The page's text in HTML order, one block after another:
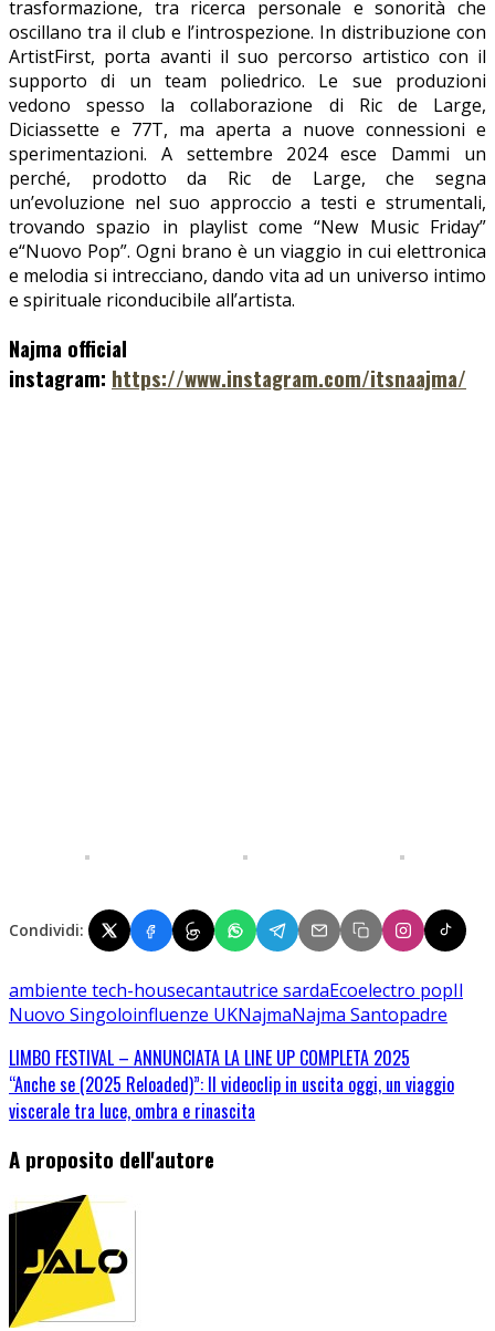
trasformazione, tra ricerca personale e sonorità che
oscillano tra il club e l’introspezione. In distribuzione con
ArtistFirst, porta avanti il suo percorso artistico con il
supporto di un team poliedrico. Le sue produzioni
vedono spesso la collaborazione di Ric de Large,
Diciassette e 77T, ma aperta a nuove connessioni e
sperimentazioni. A settembre 2024 esce Dammi un
perché, prodotto da Ric de Large, che segna
un’evoluzione nel suo approccio a testi e strumentali,
trovando spazio in playlist come “New Music Friday”
e“Nuovo Pop”. Ogni brano è un viaggio in cui elettronica
e melodia si intrecciano, dando vita ad un universo intimo
e spirituale riconducibile all’artista.
Najma official
instagram: https://www.instagram.com/itsnaajma/
Condividi:
ambiente tech-housecantautrice sardaEcoelectro popIl
Nuovo Singoloinfluenze UKNajmaNajma Santopadre
LIMBO FESTIVAL – ANNUNCIATA LA LINE UP COMPLETA 2025
“Anche se (2025 Reloaded)”: Il videoclip in uscita oggi, un viaggio
viscerale tra luce, ombra e rinascita
A proposito dell'autore